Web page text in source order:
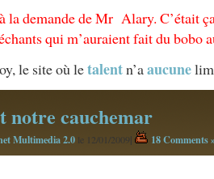
la demande de Mr Alary. C’était
qui m’auraient fait du bobo
le site où letalentn’aaucune
notre cauchemar
Multimedia 2.0 le 12/01/2009| 18 Comments